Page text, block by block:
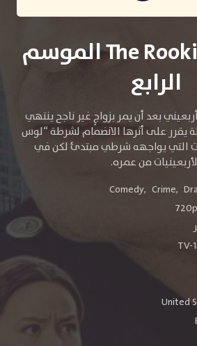
مسلسل The Rookie الموسم
الرابع
بعد أن يمر بزواجٍ غير ناجح ينتهي
يقرر على أثرها الانضمام لشرطة “لوس
التي يواجهه شرطي مبتدئ لكن في
من عمره.
Comedy, Crime,
TV-